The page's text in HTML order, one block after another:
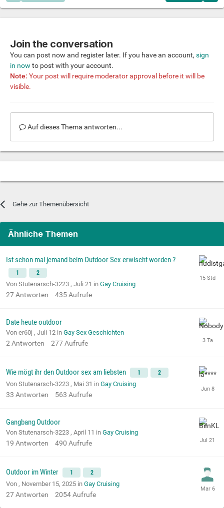
Join the conversation
You can post now and register later. If you have an account, sign
in now to post with your account.
Note: Your post will require moderator approval before it will be
visible.
Auf dieses Thema antworten...
Gehe zur Themenübersicht
Ähnliche Themen
Ist schon mal jemand beim Outdoor Sex erwischt worden ?
1 2
Von Stutenarsch-3223 , Juli 21 in Gay Cruising
27Antworten 435Aufrufe
Date heute outdoor
Von er60j , Juli 12 in Gay Sex Geschichten
2 Antworten 277Aufrufe
Wie mögt ihr den Outdoor sex am liebsten 1 2
Von Stutenarsch-3223 , Mai 31 in Gay Cruising
33 Antworten 563 Aufrufe
Gangbang Outdoor
Von Stutenarsch-3223 , April 11 in Gay Cruising
19 Antworten 490 Aufrufe
Outdoor im Winter 1 2
Von , November 15, 2025 in Gay Cruising
27Antworten 2054Aufrufe